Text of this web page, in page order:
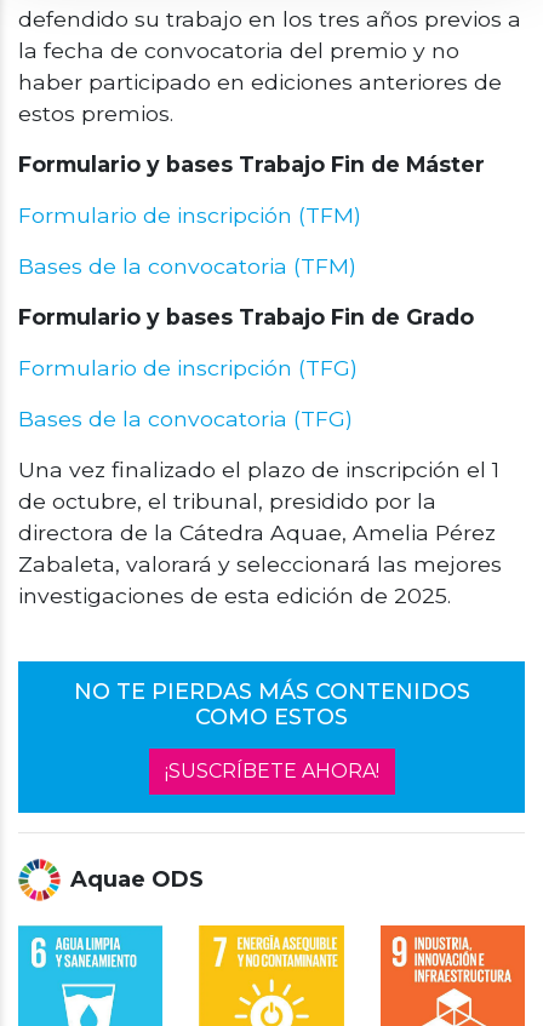
defendido su trabajo en los tres años previos a
la fecha de convocatoria del premio y no
haber participado en ediciones anteriores de
estos premios.
Formulario y bases Trabajo Fin de Máster
Formulario de inscripción (TFM)
Bases de la convocatoria (TFM)
Formulario y bases Trabajo Fin de Grado
Formulario de inscripción (TFG)
Bases de la convocatoria (TFG)
Una vez finalizado el plazo de inscripción el 1
de octubre, el tribunal, presidido por la
directora de la Cátedra Aquae, Amelia Pérez
Zabaleta, valorará y seleccionará las mejores
investigaciones de esta edición de 2025.
NO TE PIERDAS MÁS CONTENIDOS
COMO ESTOS
¡SUSCRÍBETE AHORA!
Aquae ODS